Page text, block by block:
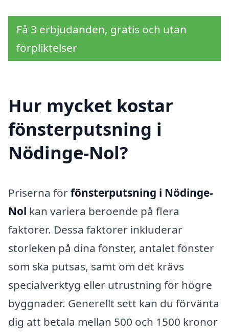
Få 3 erbjudanden, gratis och utan
förpliktelser
Hur mycket kostar
fönsterputsning i
Nödinge-Nol?
Priserna förfönsterputsning i Nödinge-
Nol kan variera beroende på flera
faktorer. Dessa faktorer inkluderar
storleken på dina fönster, antalet fönster
som ska putsas, samt om det krävs
specialverktyg eller utrustning för högre
byggnader. Generellt sett kan du förvänta
dig att betala mellan 500 och 1500 kronor